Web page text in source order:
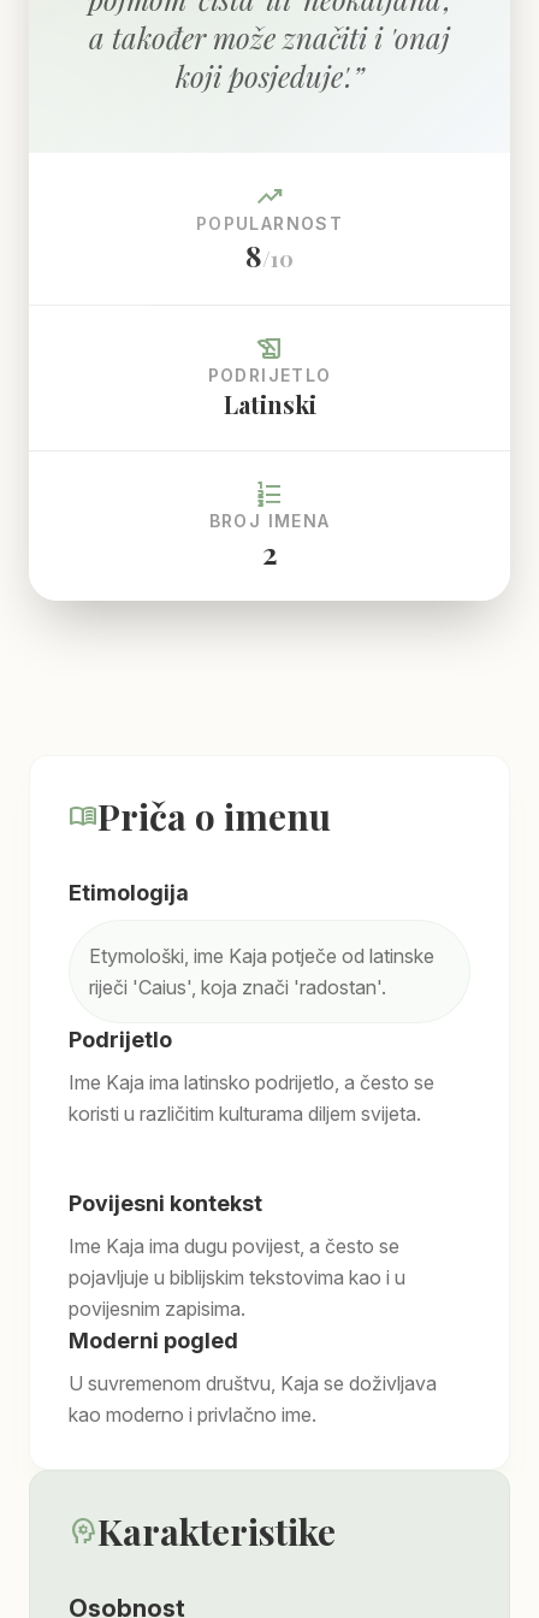
a također može značiti i 'onaj
koji posjeduje'.”
trending_up
POPULARNOST
8/10
history_edu
PODRIJETLO
Latinski
format_list_numbered
BROJ IMENA
2
menu_bookPriča o imenu
Etimologija
Etymološki, ime Kaja potječe od latinske
riječi 'Caius', koja znači 'radostan'.
Podrijetlo
Ime Kaja ima latinsko podrijetlo, a često se
koristi u različitim kulturama diljem svijeta.
Povijesni kontekst
Ime Kaja ima dugu povijest, a često se
pojavljuje u biblijskim tekstovima kao i u
povijesnim zapisima.
Moderni pogled
U suvremenom društvu, Kaja se doživljava
kao moderno i privlačno ime.
psychologyKarakteristike
Osobnost